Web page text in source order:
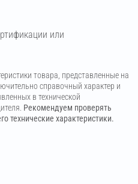
или
товара, представленные на
справочный характер и
в технической
Рекомендуем проверять
технические характеристики.